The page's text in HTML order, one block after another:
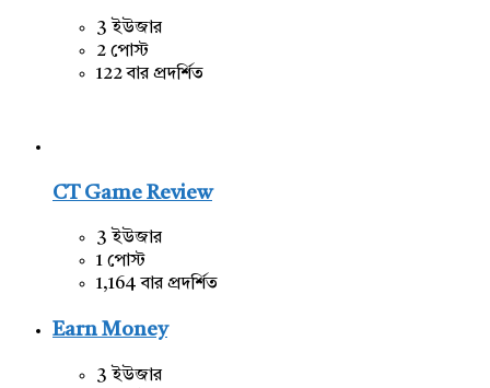
3 ইউজার
2 পোস্ট
122 বার প্রদর্শিত
CT Game Review
3 ইউজার
1 পোস্ট
1,164 বার প্রদর্শিত
Earn Money
3 ইউজার